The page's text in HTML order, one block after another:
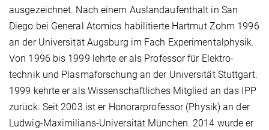
ausgezeichnet. Nach einem Auslandaufenthalt in San
Diego bei General Atomics habilitierte Hartmut Zohm 1996
an der Universität Augsburg im Fach Experimentalphysik.
Von 1996 bis 1999 lehrte er als Professor für Elektro­
technik und Plasmaforschung an der Universität Stuttgart.
1999 kehrte er als Wissenschaftliches Mitglied an das IPP
zurück. Seit 2003 ist er Honorarprofessor (Physik) an der
Ludwig-Maximilians-Universität München. 2014 wurde er